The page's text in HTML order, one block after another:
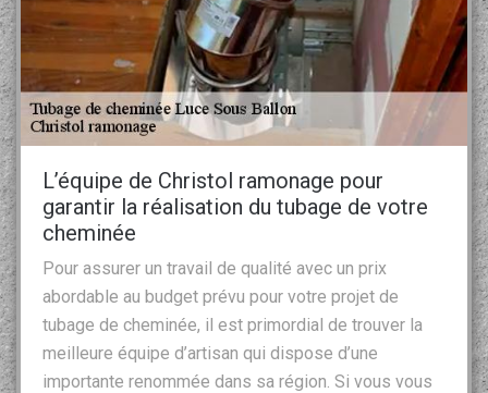
L’équipe de Christol ramonage pour
garantir la réalisation du tubage de votre
cheminée
Pour assurer un travail de qualité avec un prix
abordable au budget prévu pour votre projet de
tubage de cheminée, il est primordial de trouver la
meilleure équipe d’artisan qui dispose d’une
importante renommée dans sa région. Si vous vous